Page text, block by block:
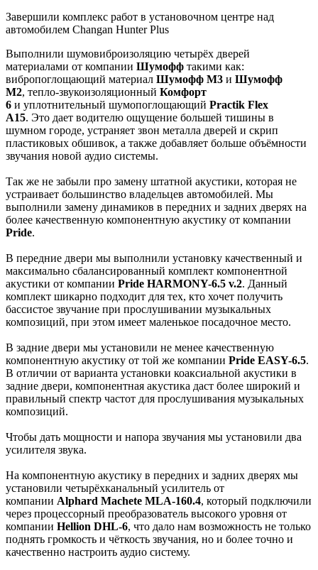
Завершили комплекс работ в установочном центре над
автомобилем Changan Hunter Plus
Выполнили шумовиброизоляцию четырёх дверей
материалами от компании Шумофф такими как:
вибропоглощающий материал Шумофф М3 и Шумофф
М2, тепло-звукоизоляционный Комфорт
6 и уплотнительный шумопоглощающий Practik Flex
A15. Это дает водителю ощущение большей тишины в
шумном городе, устраняет звон металла дверей и скрип
пластиковых обшивок, а также добавляет больше объёмности
звучания новой аудио системы.
Так же не забыли про замену штатной акустики, которая не
устраивает большинство владельцев автомобилей. Мы
выполнили замену динамиков в передних и задних дверях на
более качественную компонентную акустику от компании
Pride.
В передние двери мы выполнили установку качественный и
максимально сбалансированный комплект компонентной
акустики от компании Pride HARMONY-6.5 v.2. Данный
комплект шикарно подходит для тех, кто хочет получить
бассистое звучание при прослушивании музыкальных
композиций, при этом имеет маленькое посадочное место.
В задние двери мы установили не менее качественную
компонентную акустику от той же компании Pride EASY-6.5.
В отличии от варианта установки коаксиальной акустики в
задние двери, компонентная акустика даст более широкий и
правильный спектр частот для прослушивания музыкальных
композиций.
Чтобы дать мощности и напора звучания мы установили два
усилителя звука.
На компонентную акустику в передних и задних дверях мы
установили четырёхканальный усилитель от
компании Alphard Machete MLA-160.4, который подключили
через процессорный преобразователь высокого уровня от
компании Hellion DHL-6, что дало нам возможность не только
поднять громкость и чёткость звучания, но и более точно и
качественно настроить аудио систему.